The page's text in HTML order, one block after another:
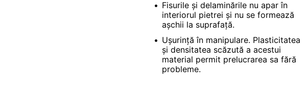
Fisurile și delaminările nu apar în
interiorul pietrei și nu se formează
așchii la suprafață.
Ușurință în manipulare. Plasticitatea
și densitatea scăzută a acestui
material permit prelucrarea sa fără
probleme.